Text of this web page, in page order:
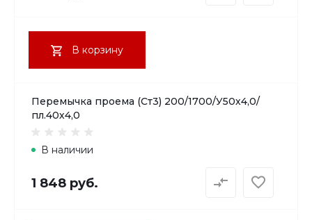
В корзину
Перемычка проема (Ст3) 200/1700/У50х4,0/
пл.40х4,0
В наличии
1 848 руб.